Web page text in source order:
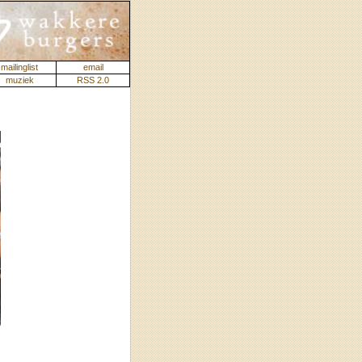
mailinglist
email
muziek RSS 2.0